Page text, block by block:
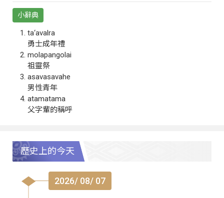
小辭典
ta‘avalra
勇士成年禮
molapangolai
祖靈祭
asavasavahe
男性青年
atamatama
父字輩的稱呼
歷史上的今天
2026/ 08/ 07